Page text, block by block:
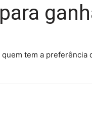
tem a preferência